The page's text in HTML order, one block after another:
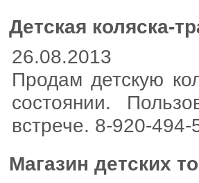
Детская коляска-
26.08.2013
Продам детскую
состоянии.
встрече. 8-920-494-
Магазин детских